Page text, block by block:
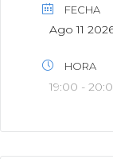
FECHA
Ago 11
HORA
19:00 -